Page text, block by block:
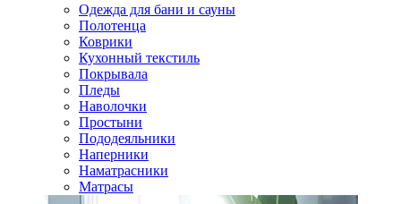
Одежда для бани и сауны
Полотенца
Коврики
Кухонный текстиль
Покрывала
Пледы
Наволочки
Простыни
Пододеяльники
Наперники
Наматрасники
Матрасы